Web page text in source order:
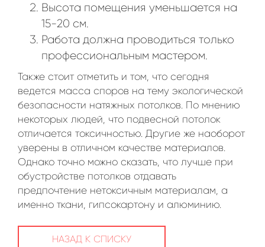
Высота помещения уменьшается на
15-20 см.
Работа должна проводиться только
профессиональным мастером.
Также стоит отметить и том, что сегодня
ведется масса споров на тему экологической
безопасности натяжных потолков. По мнению
некоторых людей, что подвесной потолок
отличается токсичностью. Другие же наоборот
уверены в отличном качестве материалов.
Однако точно можно сказать, что лучше при
обустройстве потолков отдавать
предпочтение нетоксичным материалам, а
именно ткани, гипсокартону и алюминию.
НАЗАД К СПИСКУ